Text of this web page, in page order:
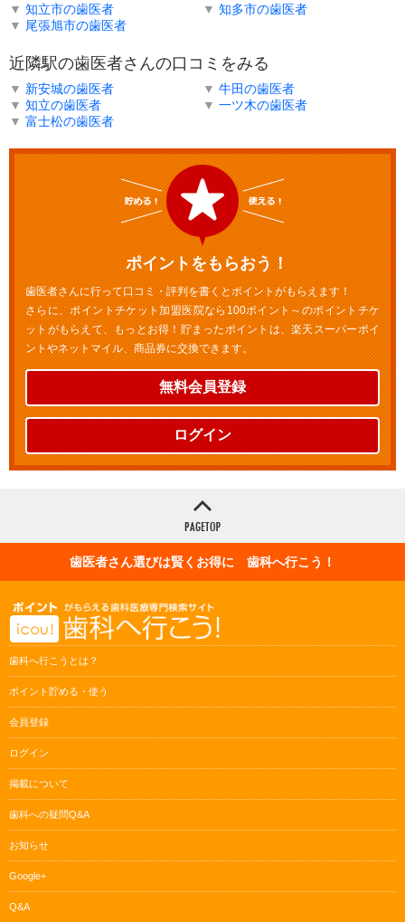
▼ 知立市の歯医者 ▼ 知多市の歯医者
▼ 尾張旭市の歯医者
近隣駅の歯医者さんの口コミをみる
▼ 新安城の歯医者 ▼ 牛田の歯医者
▼ 知立の歯医者 ▼ 一ツ木の歯医者
▼ 富士松の歯医者
ポイントをもらおう！
歯医者さんに行って口コミ・評判を書くとポイントがもらえます！
さらに、ポイントチケット加盟医院なら100ポイント～のポイントチケ
ットがもらえて、もっとお得！貯まったポイントは、楽天スーパーポイ
ントやネットマイル、商品券に交換できます。
無料会員登録
ログイン
歯医者さん選びは賢くお得に 歯科へ行こう！
歯科へ行こうとは？
ポイント貯める・使う
会員登録
ログイン
掲載について
歯科への疑問Q&A
お知らせ
Google+
Q&A